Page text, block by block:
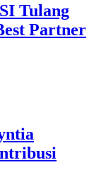
Tulang
Partner